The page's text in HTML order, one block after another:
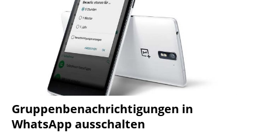
Gruppenbenachrichtigungen in
WhatsApp ausschalten